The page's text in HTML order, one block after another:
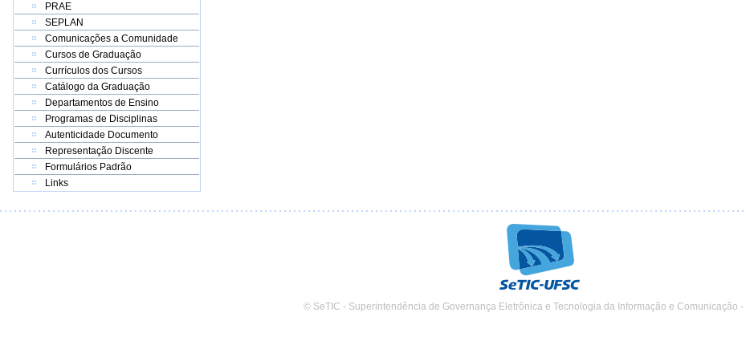
PRAE
SEPLAN
Comunicações a Comunidade
Cursos de Graduação
Currículos dos Cursos
Catálogo da Graduação
Departamentos de Ensino
Programas de Disciplinas
Autenticidade Documento
Representação Discente
Formulários Padrão
Links
© SeTIC - Superintendência de Governança Eletrônica e Tecnologia da Informação e Comunicação -